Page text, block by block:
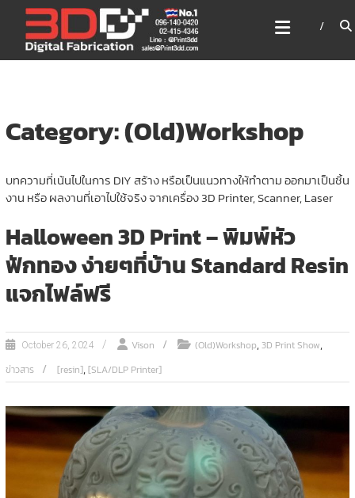
content
3DD DIGITAL FABRICATION
เครื่องพิมพ์3มิติ สแกนเนอร์
เลเซอร์
Category: (Old)Workshop
บทความที่เน้นไปในการ DIY สร้าง หรือเป็นแนวทางให้ทำตาม ออกมาเป็นชิ้น
งาน หรือ ผลงานที่เอาไปใช้จริง จากเครื่อง 3D Printer, Scanner, Laser
Halloween 3D Print – พิมพ์หัว
ฟักทอง ง่ายๆที่บ้าน Standard Resin
แจกไฟล์ฟรี
October 26, 2024 Vison (Old)Workshop,3D Print Show,
ข่าวสาร [resin],[SLA/DLP Printer]